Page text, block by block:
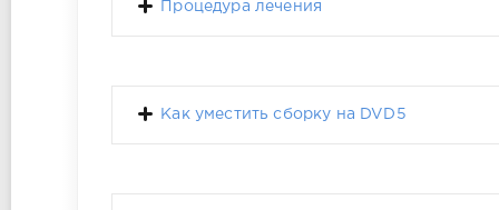
Процедура лечения
Как уместить сборку на DVD5